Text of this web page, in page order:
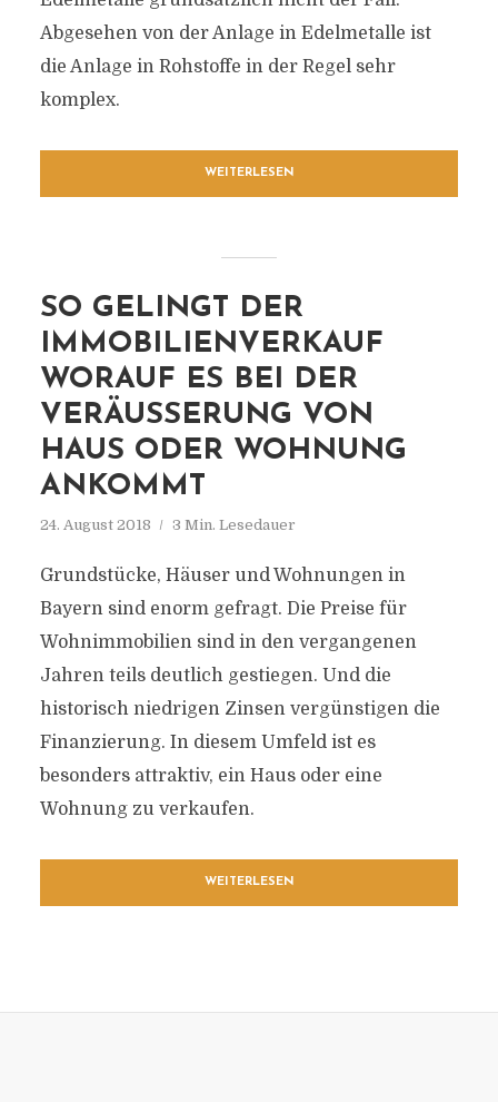
Abgesehen von der Anlage in Edelmetalle ist
die Anlage in Rohstoffe in der Regel sehr
komplex.
WEITERLESEN
SO GELINGT DER
IMMOBILIENVERKAUF
WORAUF ES BEI DER
VERÄUSSERUNG VON H
AUS ODER WOHNUNG A
NKOMMT
24. August 2018 3 Min. Lesedauer
Grundstücke, Häuser und Wohnungen in
Bayern sind enorm gefragt. Die Preise für
Wohnimmobilien sind in den vergangenen
Jahren teils deutlich gestiegen. Und die
historisch niedrigen Zinsen vergünstigen die
Finanzierung. In diesem Umfeld ist es
besonders attraktiv, ein Haus oder eine
Wohnung zu verkaufen.
WEITERLESEN